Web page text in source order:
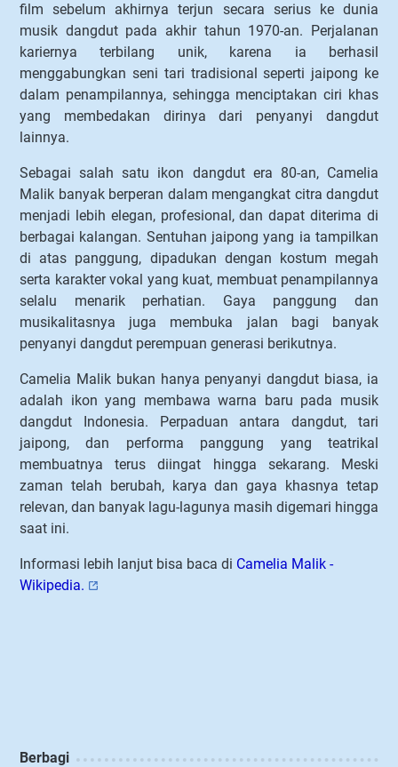
film sebelum akhirnya terjun secara serius ke dunia
musik dangdut pada akhir tahun 1970-an. Perjalanan
kariernya terbilang unik, karena ia berhasil
menggabungkan seni tari tradisional seperti jaipong ke
dalam penampilannya, sehingga menciptakan ciri khas
yang membedakan dirinya dari penyanyi dangdut
lainnya.
Sebagai salah satu ikon dangdut era 80-an, Camelia
Malik banyak berperan dalam mengangkat citra dangdut
menjadi lebih elegan, profesional, dan dapat diterima di
berbagai kalangan. Sentuhan jaipong yang ia tampilkan
di atas panggung, dipadukan dengan kostum megah
serta karakter vokal yang kuat, membuat penampilannya
selalu menarik perhatian. Gaya panggung dan
musikalitasnya juga membuka jalan bagi banyak
penyanyi dangdut perempuan generasi berikutnya.
Camelia Malik bukan hanya penyanyi dangdut biasa, ia
adalah ikon yang membawa warna baru pada musik
dangdut Indonesia. Perpaduan antara dangdut, tari
jaipong, dan performa panggung yang teatrikal
membuatnya terus diingat hingga sekarang. Meski
zaman telah berubah, karya dan gaya khasnya tetap
relevan, dan banyak lagu-lagunya masih digemari hingga
saat ini.
Informasi lebih lanjut bisa baca di Camelia Malik -
Wikipedia.
Berbagi